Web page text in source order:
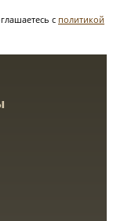
с политикой